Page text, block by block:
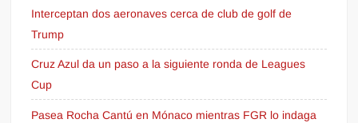
Interceptan dos aeronaves cerca de club de golf de
Trump
Cruz Azul da un paso a la siguiente ronda de Leagues
Cup
Pasea Rocha Cantú en Mónaco mientras FGR lo indaga